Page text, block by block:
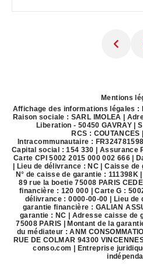
Mentions
Affichage des informations légales :
Raison sociale : SARL IMOLEA |
Liberation - 50450 GAVRAY |
RCS :
Intracommunautaire :
Capital social : 154 330 | Assurance
Carte CPI 5002 2015 000 002 666 |
| Lieu de délivrance : NC | Caisse
N° de caisse de garantie :
89 rue la boetie 75008 PARIS
financière : 120 000 | Carte G :
délivrance : 0000-00-00 | Lieu de
garantie financière : GALIAN
garantie : NC | Adresse caisse de
75008 PARIS | Montant de la
du médiateur : ANM
RUE DE COLMAR 94300
conso.com
Entreprise